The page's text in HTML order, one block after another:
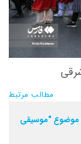
مطالب مرتبط
موضوع "موسیقی